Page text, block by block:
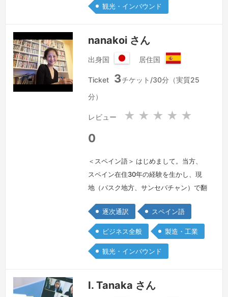
うに対処すれば良いのか、突発的な出来
のかは熟知していると自ら認識しており
業と直…
続きを見る »
観光・インバウンド
nanakoi さん
出身国
本
居住国
ペ
Ticket 3チケット/30分（実質25
分）
レビュー ★ ★ ★ ★ ★
0
＜スペイン語＞ はじめまして。当方、
スペイン在住30年の経験を生かし、現
地（バスク地方、サンセバチャン）で翻
す。当初は音楽留学で渡西し、音楽院卒
業後はプロのバイオリン奏者として10
年以上、オーケストラで働いておりまし
た。 職場では当方が唯一の日本人（ア
揉まれまして、この時期にスペイン語の
逐次通訳 スペイン語
ビジネス全般 製造・工業
観光・インバウンド
I. Tanaka さん